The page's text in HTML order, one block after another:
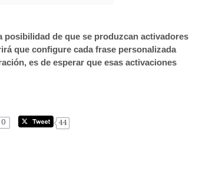
de que se produzcan activadores
que configure cada frase personalizada
es de esperar que esas activaciones
0 44